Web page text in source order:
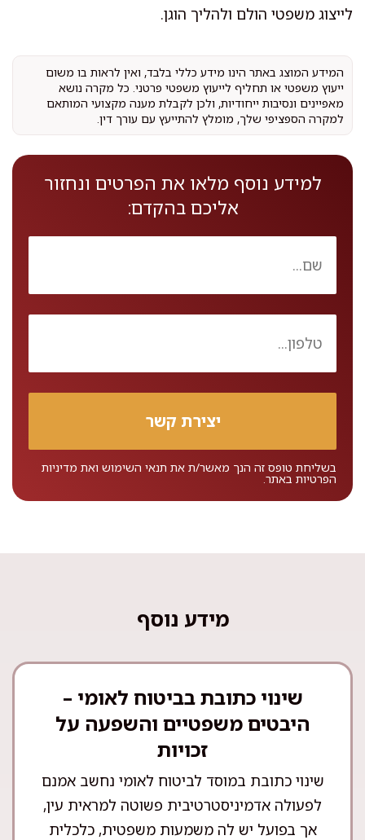
לייצוג משפטי הולם ולהליך הוגן.
המידע המוצג באתר הינו מידע כללי בלבד, ואין לראות בו משום
ייעוץ משפטי או תחליף לייעוץ משפטי פרטני. כל מקרה נושא
מאפיינים ונסיבות ייחודיות, ולכן לקבלת מענה מקצועי המותאם
למקרה הספציפי שלך, מומלץ להתייעץ עם עורך דין.
למידע נוסף מלאו את הפרטים ונחזור
אליכם בהקדם:
בשליחת טופס זה הנך מאשר/ת את תנאי השימוש ואת מדיניות
הפרטיות באתר.
מידע נוסף
שינוי כתובת בביטוח לאומי –
היבטים משפטיים והשפעה על
זכויות
שינוי כתובת במוסד לביטוח לאומי נחשב אמנם
לפעולה אדמיניסטרטיבית פשוטה למראית עין,
אך בפועל יש לה משמעות משפטית, כלכלית